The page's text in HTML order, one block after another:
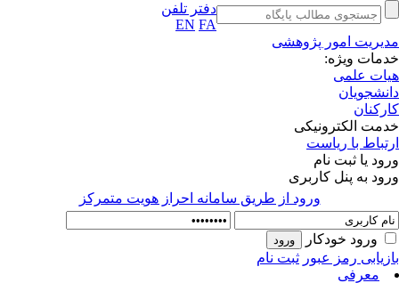
دفتر تلفن
EN FA
امور پژوهشی
ویژه:
علمی
الکترونیکی
با ریاست
یا ثبت نام
به پنل کاربری
ورود از طريق سامانه احراز هويت متمركز
ورود خودکار
رمز عبور ثبت نام
معرفی